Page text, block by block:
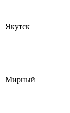
Якутск
Мирный